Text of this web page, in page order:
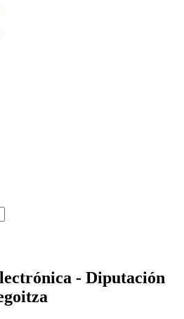
- Diputación